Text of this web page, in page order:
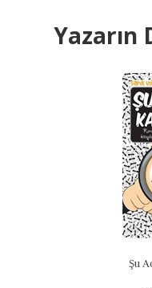
Yazarın
Şu